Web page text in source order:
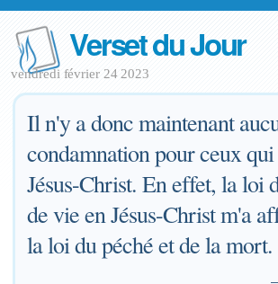
Verset du Jour
vendredi février 24 2023
Il n'y a donc maintenant
condamnation pour ceux
Jésus-Christ. En effet, la loi
de vie en Jésus-Christ m'a
la loi du péché et de la mort.